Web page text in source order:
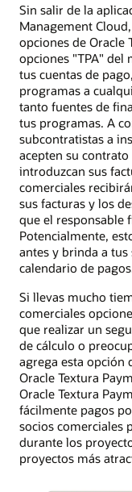
Sin salir de la
Management
opciones de Oracle
opciones "TPA" del
tus cuentas de
programas a
tanto fuentes de
tus programas. A
subcontratistas a
acepten su
introduzcan sus
comerciales
sus facturas y los
que el responsable
Potencialmente,
antes y brinda a
calendario de
Si llevas mucho
comerciales
que realizar un
de cálculo o
agrega esta opción
Oracle Textura
Oracle Textura
fácilmente pagos
socios comerciales
durante los
proyectos más